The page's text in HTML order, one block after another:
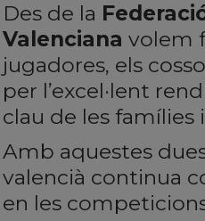
Des de la
Valenciana volem
jugadores, els
per l’excel·lent
clau de les famílies
Amb aquestes
valencià continua
en les